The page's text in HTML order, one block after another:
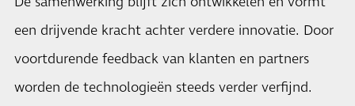
een drijvende kracht achter verdere innovatie. Door
voortdurende feedback van klanten en partners
worden de technologieën steeds verder verfijnd.